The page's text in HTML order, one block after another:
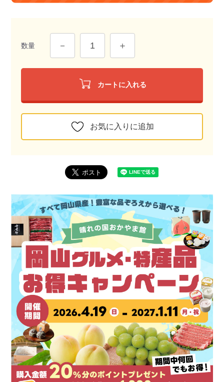
数量
カートに入れる
お気に入りに追加